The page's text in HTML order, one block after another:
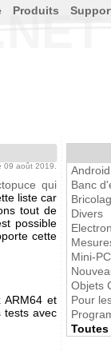
09 août 2019.
qui
liste car
tout de
possible
cette
ARM64 et
tests avec
Produits
Android
Banc
Divers
Mini-PC
Objets
Pour
Toutes